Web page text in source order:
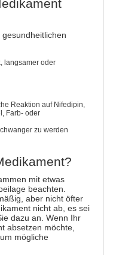
langsamer oder
Reaktion auf Nifedipin,
Farb- oder
zu werden
mit etwas
beachten.
aber nicht öfter
nicht ab, es sei
dazu an. Wenn Ihr
absetzen möchte,
mögliche